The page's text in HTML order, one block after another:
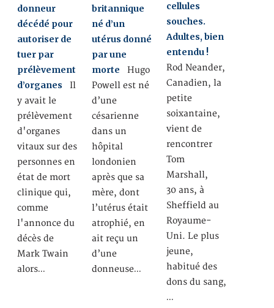
donneur
décédé pour
autoriser de
tuer par
prélèvement
d’organes Il
y avait le
prélèvement
d'organes
vitaux sur des
personnes en
état de mort
clinique qui,
comme
l'annonce du
décès de
Mark Twain
alors…
britannique
né d’un
utérus donné
par une
morte Hugo
Powell est né
d’une
césarienne
dans un
hôpital
londonien
après que sa
mère, dont
l’utérus était
atrophié, en
ait reçu un
d’une
donneuse…
cellules
souches.
Adultes, bien
entendu !
Rod Neander,
Canadien, la
petite
soixantaine,
vient de
rencontrer
Tom
Marshall,
30 ans, à
Sheffield au
Royaume-
Uni. Le plus
jeune,
habitué des
dons du sang,
…